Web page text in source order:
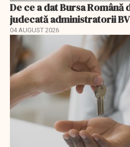
De ce a dat Bursa Română
judecată administratorii
04 AUGUST 2026